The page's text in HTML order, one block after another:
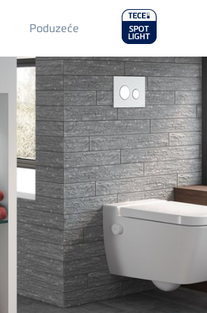
Main
Menu
2
Poduzeće